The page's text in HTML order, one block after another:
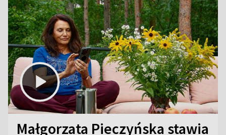
Małgorzata Pieczyńska stawia